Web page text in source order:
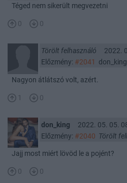
Téged nem sikerült megvezetni
0 0
Törölt felhasználó
2022.
Előzmény: #2041 don_king
Nagyon átlátszó volt, azért.
1 0
don_king
2022. 05. 05.
Előzmény: #2040 Törölt
Jajj most miért lövöd le a pojént?
0 0